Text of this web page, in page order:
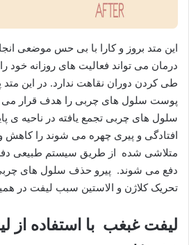
این متد بروز و کارا با بی حس موضعی
درمان می تواند فعالیت های روزانه خود
طی کردن دوران نقاهت ندارد. در این متد
پوست سلول های چربی را هدف قرار
سلول های چربی تجمع یافته در ناحیه ی
افتادگی و پیری چهره می شوند را
متلاشی شده از طریق سیستم طبیعی
دفع می شوند. پیرو حذف سلول های چربی
تحریک کلاژن و الاستین سبب لیفت در
لیفت غبغب با استفاده از